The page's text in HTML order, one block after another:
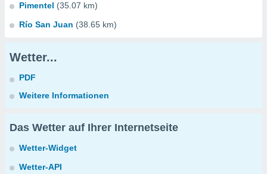
Pimentel (35.07 km)
Río San Juan (38.65 km)
Wetter...
PDF
Weitere Informationen
Das Wetter auf Ihrer Internetseite
Wetter-Widget
Wetter-API